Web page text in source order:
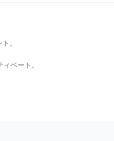
。
ベート。